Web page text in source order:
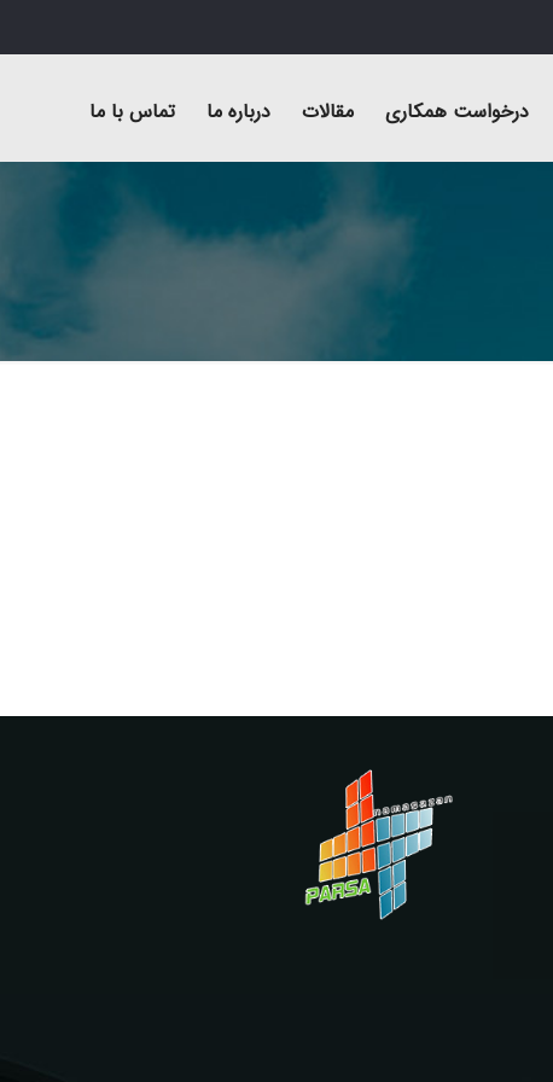
درخواست همکاری مقالات درباره ما تماس با ما